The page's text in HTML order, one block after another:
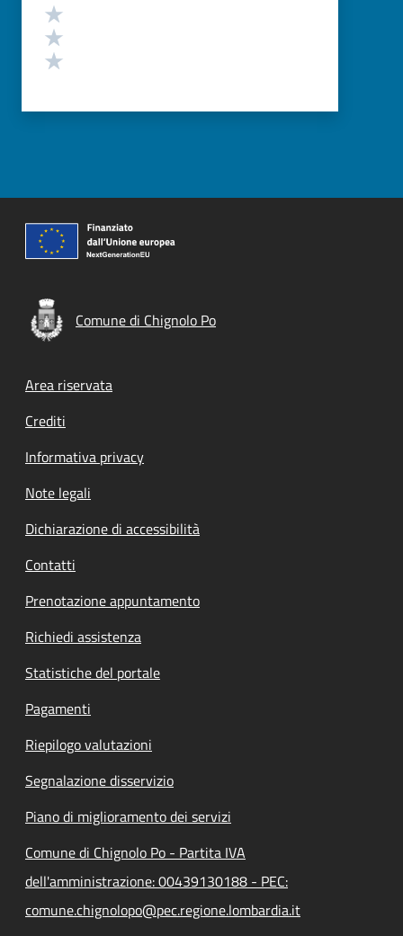
Comune di Chignolo Po
Footer menu
Area riservata
Crediti
Informativa privacy
Note legali
Dichiarazione di accessibilità
Contatti
Prenotazione appuntamento
Richiedi assistenza
Statistiche del portale
Pagamenti
Riepilogo valutazioni
Segnalazione disservizio
Piano di miglioramento dei servizi
Comune di Chignolo Po - Partita IVA
dell'amministrazione: 00439130188 - PEC:
comune.chignolopo@pec.regione.lombardia.it